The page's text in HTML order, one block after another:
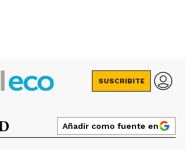
SUSCRIBITE
Añadir como fuente en